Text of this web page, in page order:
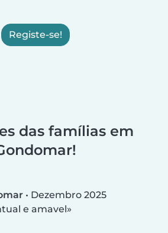
Registe-se!
das famílias em
• Dezembro 2025
e amavel